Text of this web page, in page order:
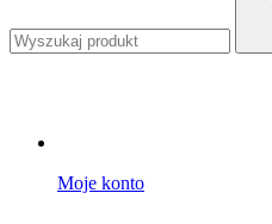
Moje konto